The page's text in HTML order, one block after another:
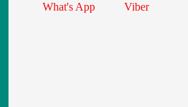
What's App Viber